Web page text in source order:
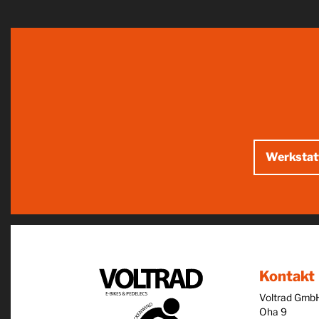
Kontakt
Voltrad
Oha 9